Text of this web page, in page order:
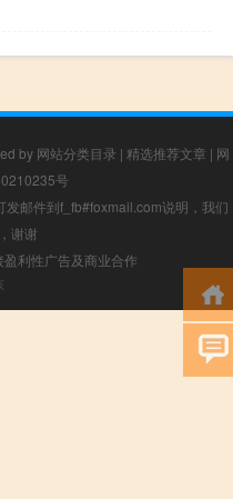
by 网站分类目录 | 精选推荐文章 | 网
号
邮件到f_fb#foxmail.com说明，我们
谢谢
利性广告及商业合作